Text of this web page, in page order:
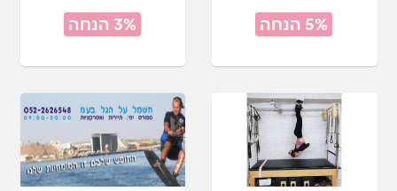
5% הנחה 3% הנחה